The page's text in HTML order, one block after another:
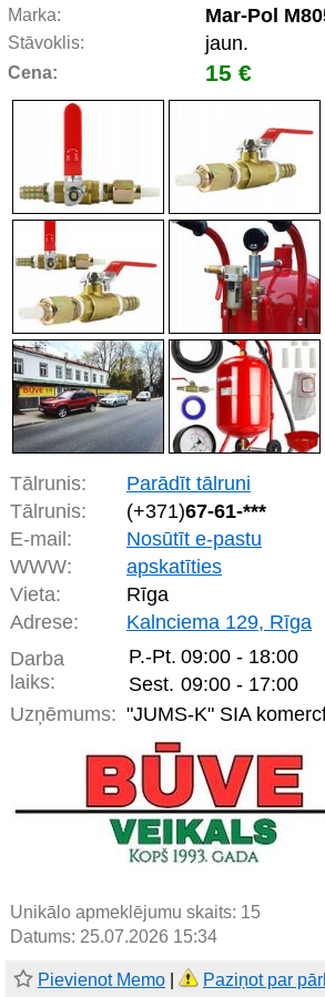
Marka: Mar-Pol
Stāvoklis: jaun.
Cena: 15 €
Tālrunis:
Parādīt tālruni
Tālrunis:
(+371)67-61-***
E-mail:
Nosūtīt e-pastu
WWW:
apskatīties
Vieta:
Rīga
Adrese:
Kalnciema 129, Rīga
Darba
laiks:
P.-Pt. 09:00 - 18:00
Sest. 09:00 - 17:00
Uzņēmums: "JUMS-K" SIA
Unikālo apmeklējumu skaits: 15
Datums: 25.07.2026 15:34
Pievienot Memo Paziņot par